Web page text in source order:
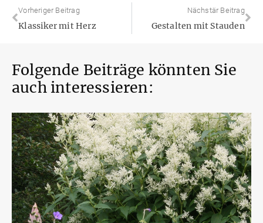
Vorheriger Beitrag
Klassiker mit Herz
Nächstär Beitrag
Gestalten mit Stauden
Folgende Beiträge könnten Sie
auch interessieren: